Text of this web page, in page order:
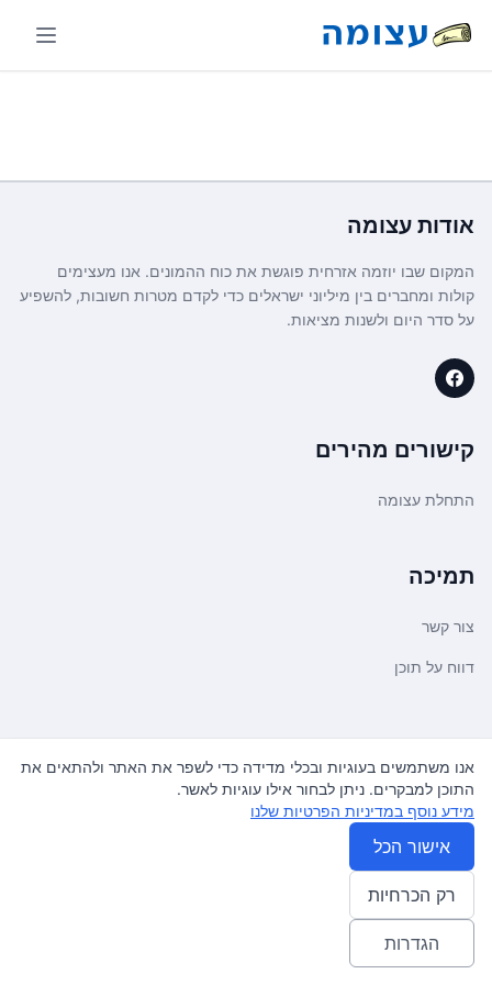
אודות עצומה
המקום שבו יוזמה אזרחית פוגשת את כוח ההמונים. אנו מעצימים
קולות ומחברים בין מיליוני ישראלים כדי לקדם מטרות חשובות, להשפיע
על סדר היום ולשנות מציאות.
קישורים מהירים
התחלת עצומה
תמיכה
צור קשר
דווח על תוכן
משפטי ועדכונים
מדיניות פרטיות
תנאי שימוש
© 2026 עצומה. כל הזכויות שמורות.
אנו משתמשים בעוגיות ובכלי מדידה כדי לשפר את האתר ולהתאים את
התוכן למבקרים. ניתן לבחור אילו עוגיות לאשר.
מידע נוסף במדיניות הפרטיות שלנו
אישור הכל
רק הכרחיות
הגדרות